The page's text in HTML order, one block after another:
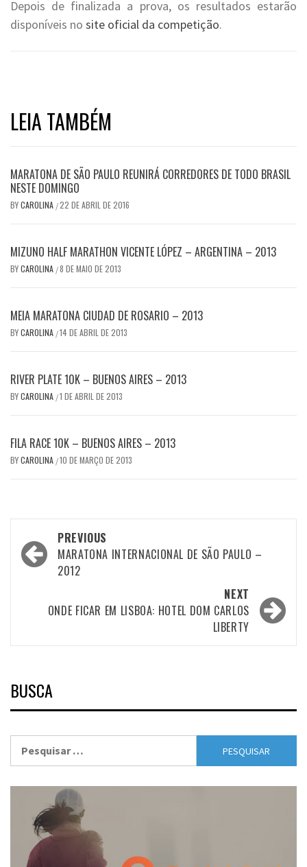
Depois de finalizada a prova, os resultados estarão
disponíveis no site oficial da competição.
LEIA TAMBÉM
MARATONA DE SÃO PAULO REUNIRÁ CORREDORES DE TODO BRASIL
NESTE DOMINGO
BYCAROLINA /22 DE ABRIL DE 2016
MIZUNO HALF MARATHON VICENTE LÓPEZ – ARGENTINA – 2013
BYCAROLINA /8 DE MAIO DE 2013
MEIA MARATONA CIUDAD DE ROSARIO – 2013
BYCAROLINA /14 DE ABRIL DE 2013
RIVER PLATE 10K – BUENOS AIRES – 2013
BYCAROLINA /1 DE ABRIL DE 2013
FILA RACE 10K – BUENOS AIRES – 2013
BYCAROLINA /10 DE MARÇO DE 2013
Post
navigation
PREVIOUS
MARATONA INTERNACIONAL DE SÃO PAULO –
2012
NEXT
ONDE FICAR EM LISBOA: HOTEL DOM CARLOS
LIBERTY
BUSCA